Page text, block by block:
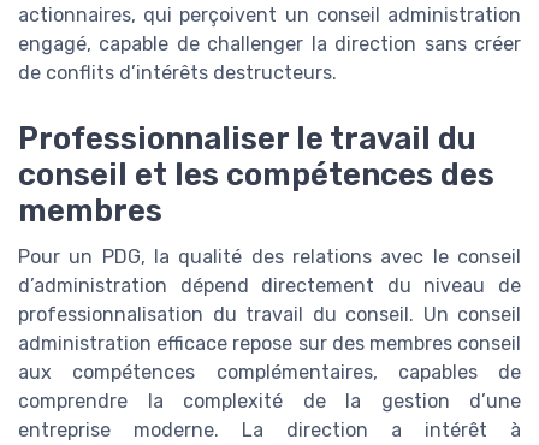
actionnaires, qui perçoivent un conseil administration
engagé, capable de challenger la direction sans créer
de conflits d’intérêts destructeurs.
Professionnaliser le travail du
conseil et les compétences des
membres
Pour un PDG, la qualité des relations avec le conseil
d’administration dépend directement du niveau de
professionnalisation du travail du conseil. Un conseil
administration efficace repose sur des membres conseil
aux compétences complémentaires, capables de
comprendre la complexité de la gestion d’une
entreprise moderne. La direction a intérêt à